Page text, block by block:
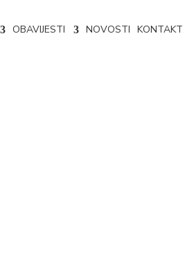
OBAVIJESTI NOVOSTI KONTAKT